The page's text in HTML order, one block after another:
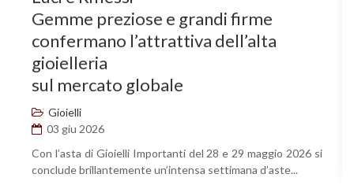
Gemme preziose e grandi firme
confermano l’attrattiva dell’alta
gioielleria
sul mercato globale
Gioielli
03 giu 2026
Con l’asta di Gioielli Importanti del 28 e 29 maggio 2026 si
conclude brillantemente un’intensa settimana d’aste...